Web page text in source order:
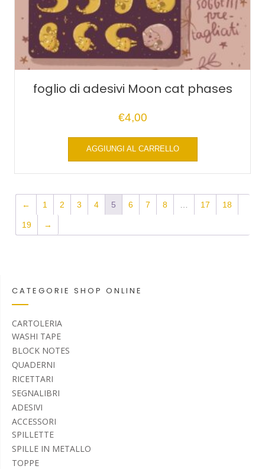
foglio di adesivi Moon cat phases
€4,00
AGGIUNGI AL CARRELLO
← 1 2 3 4 5 6 7 8 17 18
19 →
CATEGORIE SHOP ONLINE
CARTOLERIA
WASHI TAPE
BLOCK NOTES
QUADERNI
RICETTARI
SEGNALIBRI
ADESIVI
ACCESSORI
SPILLETTE
SPILLE IN METALLO
TOPPE